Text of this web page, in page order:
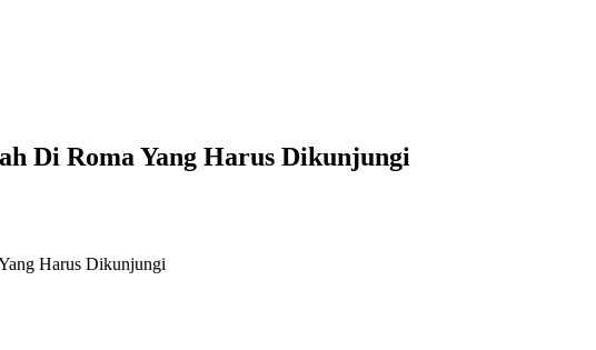
Di Roma Yang Harus Dikunjungi
Harus Dikunjungi